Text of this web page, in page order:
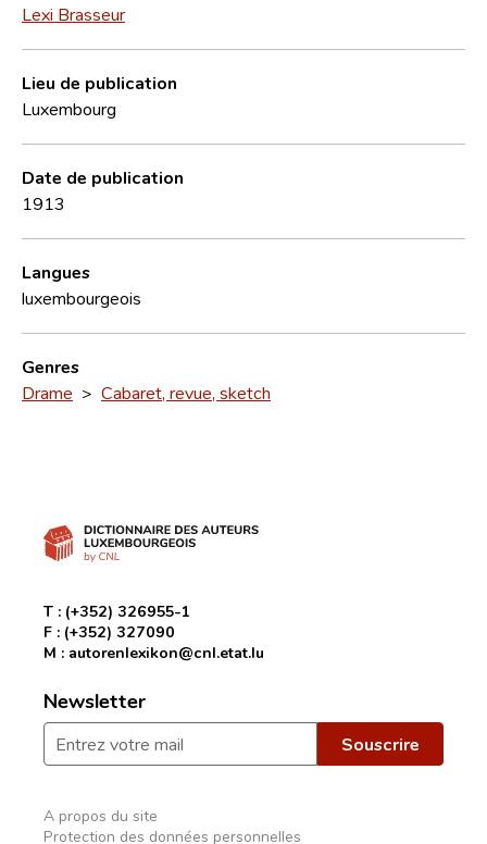
Lexi Brasseur
Lieu de publication
Luxembourg
Date de publication
1913
Langues
luxembourgeois
Genres
Drame > Cabaret, revue, sketch
T : (+352) 326955-1
F : (+352) 327090
M : autorenlexikon@cnl.etat.lu
Newsletter
A propos du site
Protection des données personnelles